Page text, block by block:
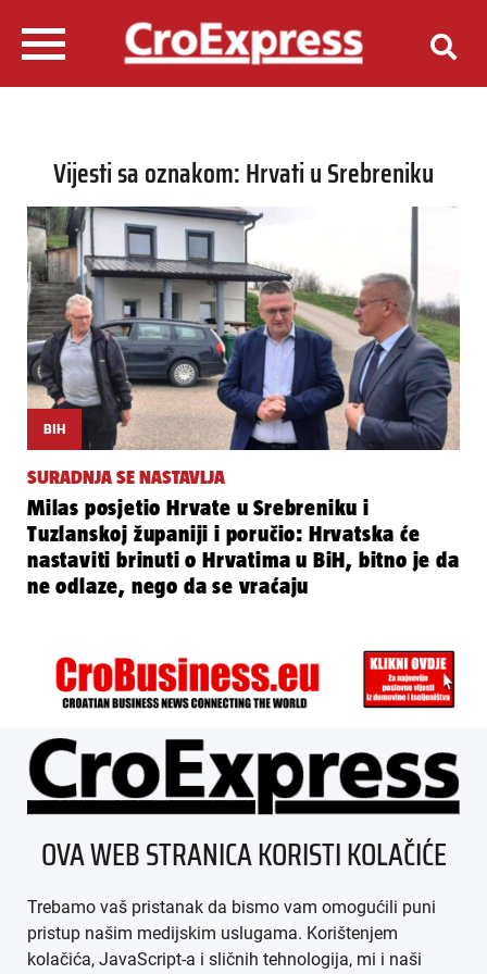
Vijesti sa oznakom: Hrvati u Srebreniku
BIH
SURADNJA SE NASTAVLJA
Milas posjetio Hrvate u Srebreniku i
Tuzlanskoj županiji i poručio: Hrvatska će
nastaviti brinuti o Hrvatima u BiH, bitno je da
ne odlaze, nego da se vraćaju
ÜBER UNS
IMPRESSUM
AGB
OVA WEB STRANICA KORISTI KOLAČIĆE
Trebamo vaš pristanak da bismo vam omogućili puni
pristup našim medijskim uslugama. Korištenjem
kolačića, JavaScript-a i sličnih tehnologija, mi i naši